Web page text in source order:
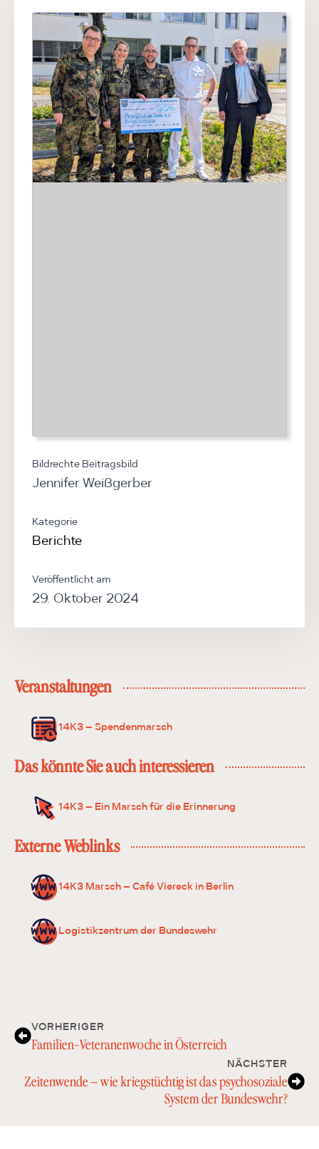
Bildrechte Beitragsbild
Jennifer Weißgerber
Kategorie
Berichte
Veröffentlicht am
29. Oktober 2024
Veranstaltungen
14K3 – Spendenmarsch
Das könnte Sie auch interessieren
14K3 – Ein Marsch für die Erinnerung
Externe Weblinks
14K3 Marsch – Café Viereck in Berlin
Logistikzentrum der Bundeswehr
VORHERIGER
Familien-Veteranenwoche in Österreich
NÄCHSTER
Zeitenwende – wie kriegstüchtig ist das psychosoziale
System der Bundeswehr?